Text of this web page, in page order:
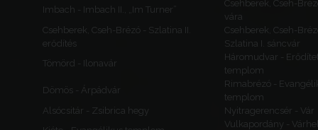
Imbach - Imbach II., „Im Turner”
Csehberek, Cseh-
vára
Csehberek, Cseh-Brézó - Szlatina II.
erődítés
Csehberek, Cseh-
Szlatina I. sáncvár
Tömörd - Ilonavár
Háromudvar -
templom
Dömös - Árpádvár
Rimabrézó -
templom
Alsócsitár - Zsibrica hegy
Nyitragerencsér - Vár
Vulkapordány -